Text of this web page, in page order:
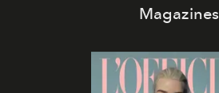
Magazines